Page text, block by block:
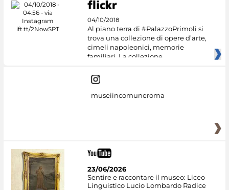
04/10/2018
Al piano terra di #PalazzoPrimoli si
trova una collezione di opere d’arte,
cimeli napoleonici, memorie
familiari. La collezione
museiincomuneroma
23/06/2026
Sentire e raccontare il museo: Liceo
Linguistico Lucio Lombardo Radice